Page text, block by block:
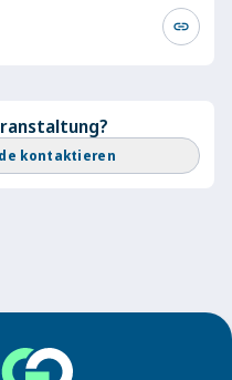
link
kontaktieren